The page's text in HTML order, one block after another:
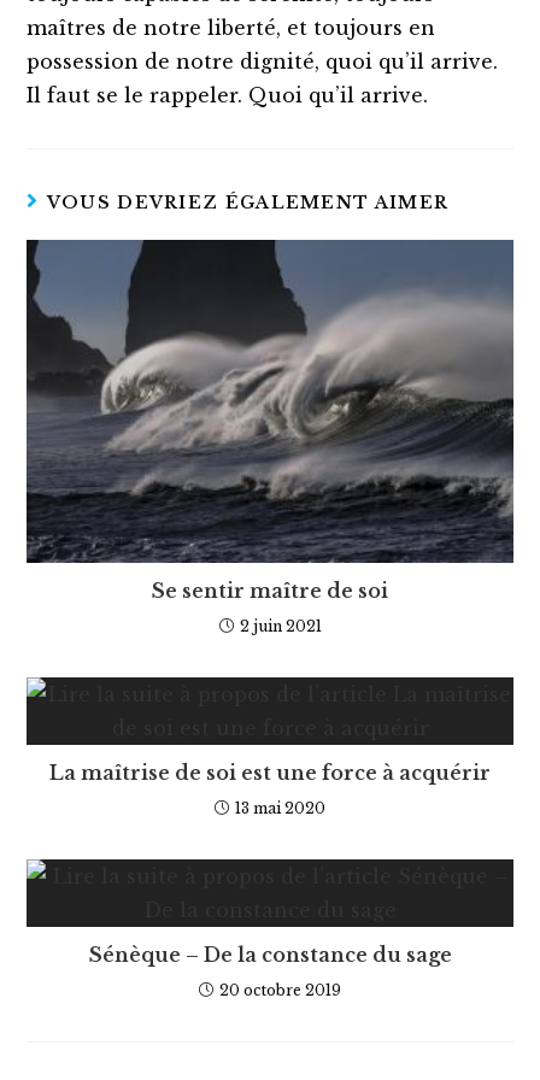
maîtres de notre liberté, et toujours en
possession de notre dignité, quoi qu’il arrive.
Il faut se le rappeler. Quoi qu’il arrive.
VOUS DEVRIEZ ÉGALEMENT AIMER
Se sentir maître de soi
2 juin 2021
La maîtrise de soi est une force à acquérir
13 mai 2020
Sénèque – De la constance du sage
20 octobre 2019